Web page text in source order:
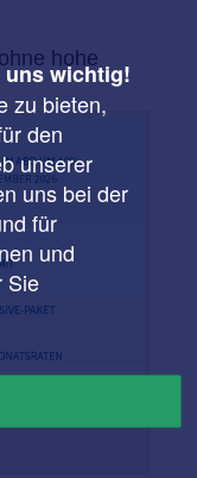
hohe
der Übersicht.
uns wichtig!
zu bieten,
den
unserer
uns bei der
für
und
Sie